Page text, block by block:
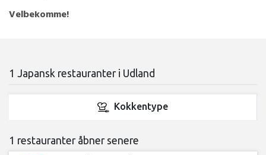
Velbekomme!
1 Japansk restauranter i Udland
Kokkentype
1 restauranter åbner senere